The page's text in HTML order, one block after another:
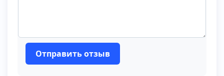
Отправить отзыв